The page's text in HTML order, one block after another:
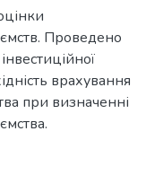
Проведено
врахування
при визначенні